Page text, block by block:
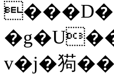
v�j�㺃